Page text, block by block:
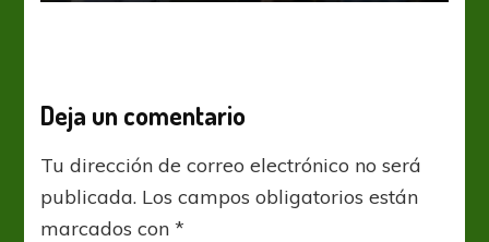
Deja un comentario
Tu dirección de correo electrónico no será
publicada. Los campos obligatorios están
marcados con*